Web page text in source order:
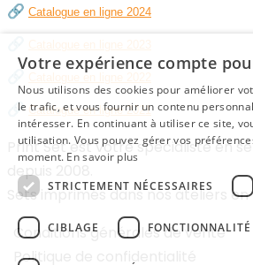
🔗 Catalogue en ligne 2024
🔗 Catalogue en ligne 2021
Print Set est votre spécialiste en
depuis 2008.
Sets imprimés dans nos ateliers
Conditions générales de vente
Politique de confidentialité
Votre expérience compte
Nous utilisons des cookies pour améliorer
le trafic, et vous fournir un contenu
intéresser. En continuant à utiliser ce site,
utilisation. Vous pouvez gérer vos
moment. En savoir plus
STRICTEMENT NÉCESSAIRES
CIBLAGE FONCTIONNALITÉ